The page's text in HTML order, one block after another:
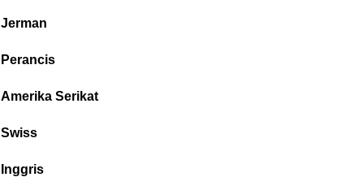
Jerman
Perancis
Amerika Serikat
Swiss
Inggris